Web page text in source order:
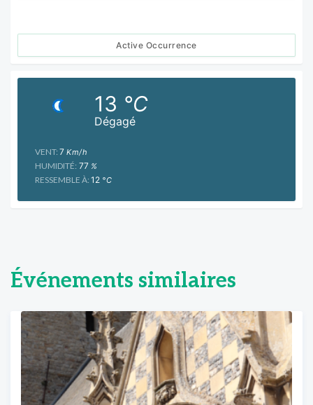
Active Occurrence
Dégagé
13 °C
VENT: 7 Km/h
HUMIDITÉ: 77 %
RESSEMBLE À: 12 °C
Événements similaires